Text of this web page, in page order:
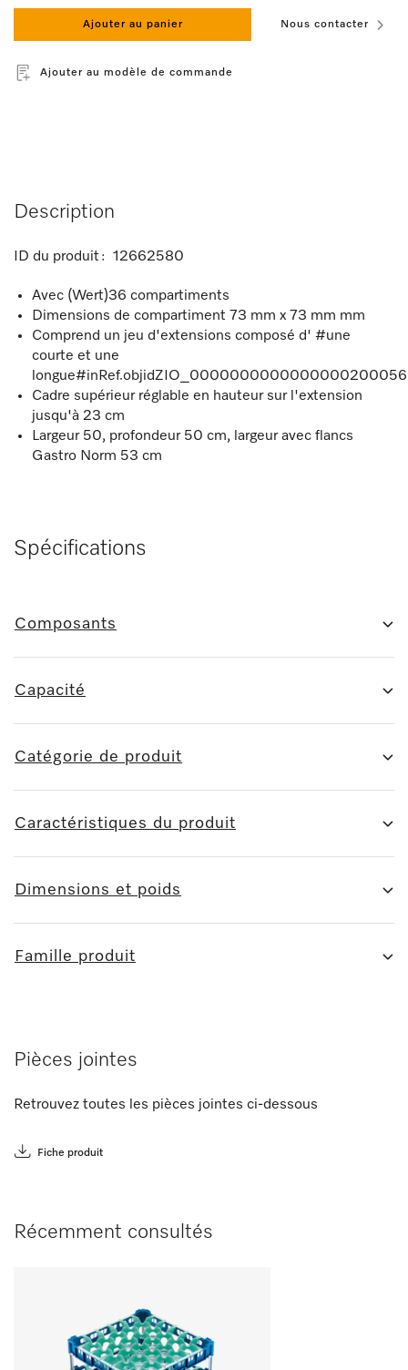
Ajouter au panier Nous contacter
Ajouter au modèle de commande
Description
ID du produit : 12662580
Avec (Wert)36 compartiments
Dimensions de compartiment 73 mm x 73 mm mm
Comprend un jeu d'extensions composé d' #une
courte et une
Cadre supérieur réglable en hauteur sur l'extension
jusqu'à 23 cm
Largeur 50, profondeur 50 cm, largeur avec flancs
Gastro Norm 53 cm
Spécifications
Composants
Capacité
Catégorie de produit
Caractéristiques du produit
Dimensions et poids
Famille produit
Pièces jointes
Retrouvez toutes les pièces jointes ci-dessous
Fiche produit
Récemment consultés